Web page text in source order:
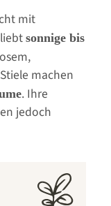
mit
sonnige bis
machen
. Ihre
jedoch